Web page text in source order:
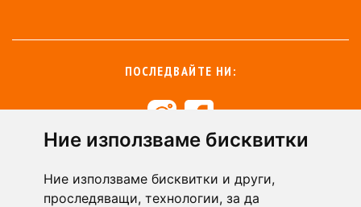
Ние използваме бисквитки
Ние използваме бисквитки и други,
проследяващи, технологии, за да
ПОСЛЕДВАЙТЕ НИ:
+359 894 49 0144
support@zasiti.bg